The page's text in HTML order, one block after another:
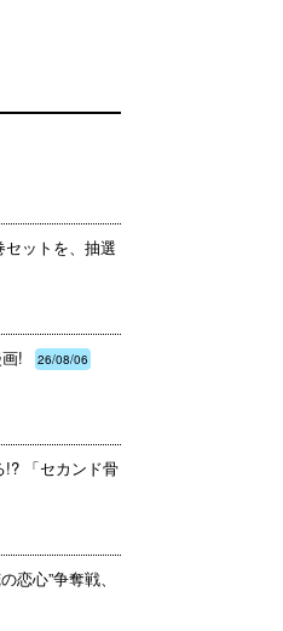
ットを、抽選
! 26/08/06
!? 「セカンド骨
心”争奪戦、